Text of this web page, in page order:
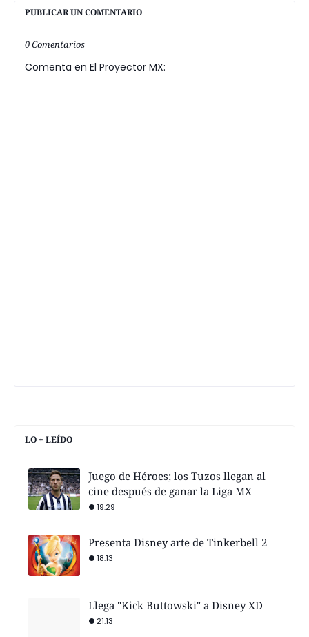
PUBLICAR UN COMENTARIO
0 Comentarios
Comenta en El Proyector MX:
LO + LEÍDO
Juego de Héroes; los Tuzos llegan al
cine después de ganar la Liga MX
19:29
Presenta Disney arte de Tinkerbell 2
18:13
Llega "Kick Buttowski" a Disney XD
21:13